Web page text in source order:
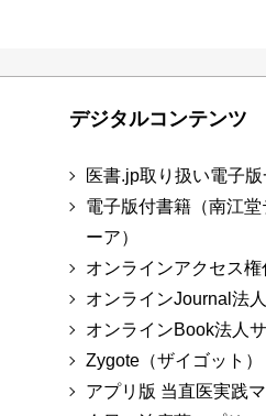
デジタルコンテンツ
医書.jp取り扱い電子版
電子版付書籍（南江堂
ーア）
オンラインアクセス
オンラインJournal法
オンラインBook法人
Zygote（ザイゴット）
アプリ版 当直医実践